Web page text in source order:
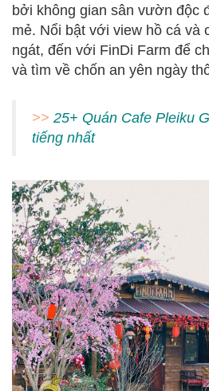
bởi không gian sân vườn độc
mẻ. Nổi bật với view hồ cá và
ngát, đến với FinDi Farm để
và tìm về chốn an yên ngày
>> 25+ Quán Cafe Pleiku
tiếng nhất